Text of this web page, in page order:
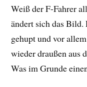
Weiß der F-Fahrer
ändert sich das
gehupt und vor
wieder draußen aus
Was im Grunde